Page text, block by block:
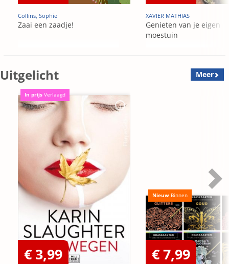
Collins, Sophie
Zaai een zaadje!
XAVIER MATHIAS
Genieten van je eigen
moestuin
Uitgelicht Meer
In prijs Verlaagd
€ 3,99
Nieuw Binnen
€ 7,99